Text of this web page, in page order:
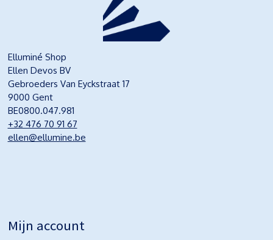
Elluminé Shop
Ellen Devos BV
Gebroeders Van Eyckstraat 17
9000 Gent
BE0800.047.981
+32 476 70 91 67
ellen@ellumine.be
Mijn account